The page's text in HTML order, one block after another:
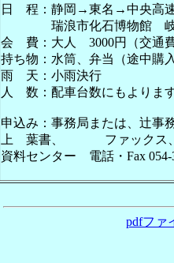
日 程：静岡→東名→中央高
瑞浪市化石博物館 岐阜
会 費：大人 3000円（交通
持ち物：水筒、弁当（途中購
雨 天：小雨決行
人 数：配車台数にもよりま
申込み：事務局または、辻事
上 葉書、 ファックス、又
資料センター 電話・Fax 054-
pdfファ